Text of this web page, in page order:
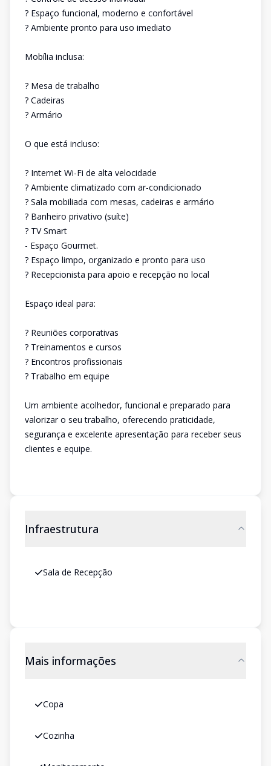
? Espaço funcional, moderno e confortável
? Ambiente pronto para uso imediato
Mobília inclusa:
? Mesa de trabalho
? Cadeiras
? Armário
O que está incluso:
? Internet Wi-Fi de alta velocidade
? Ambiente climatizado com ar-condicionado
? Sala mobiliada com mesas, cadeiras e armário
? Banheiro privativo (suíte)
? TV Smart
- Espaço Gourmet.
? Espaço limpo, organizado e pronto para uso
? Recepcionista para apoio e recepção no local
Espaço ideal para:
? Reuniões corporativas
? Treinamentos e cursos
? Encontros profissionais
? Trabalho em equipe
Um ambiente acolhedor, funcional e preparado para
valorizar o seu trabalho, oferecendo praticidade,
segurança e excelente apresentação para receber seus
clientes e equipe.
Infraestrutura
Sala de Recepção
Mais informações
Copa
Cozinha